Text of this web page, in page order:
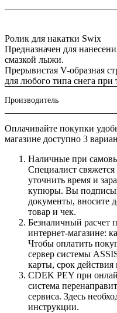
Ролик для накатки Swix
Предназначен для
смазкой лыжи.
Прерывистая V-образная
для любого типа снега при
Производитель
Оплачивайте покупки
магазине доступно 3
Наличные при
Специалист
уточнить время и
купюры. Вы
документы, вносите
товар и чек.
Безналичный расчет
интернет-магазине:
Чтобы оплатить
сервер системы
карты, срок
CDEK PEY при
система
сервиса. Здесь
инструкции.